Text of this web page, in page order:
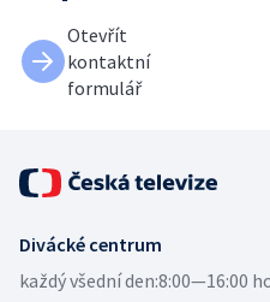
Otevřít
kontaktní
formulář
Divácké centrum
každý všední den:8:00—16:00